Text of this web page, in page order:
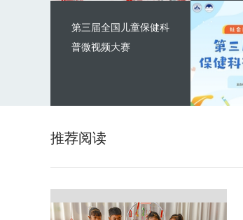
第三届全国儿童保健科
普微视频大赛
推荐阅读